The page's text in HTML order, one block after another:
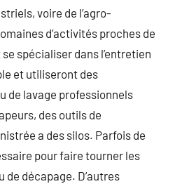
voire de l’agro-
d’activités proches de
spécialiser dans l’entretien
et utiliseront des
de lavage professionnels
des outils de
a des silos. Parfois de
pour faire tourner les
décapage. D’autres